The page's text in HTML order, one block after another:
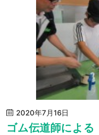
2020年7月16日
ゴム伝道師による